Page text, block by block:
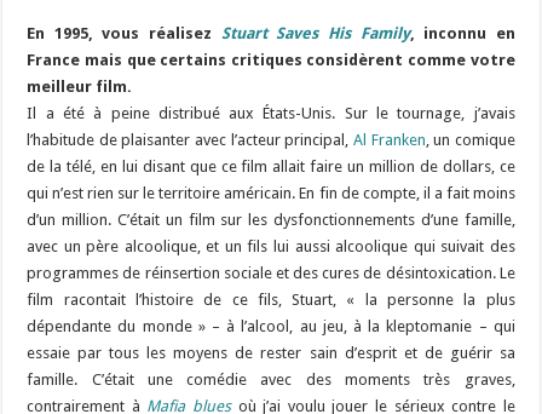
En 1995, vous réalisez Stuart Saves His Family, inconnu en
France mais que certains critiques considèrent comme votre
meilleur film.
Il a été à peine distribué aux États-Unis. Sur le tournage, j’avais
l’habitude de plaisanter avec l’acteur principal, Al Franken, un comique
de la télé, en lui disant que ce film allait faire un million de dollars, ce
qui n’est rien sur le territoire américain. En fin de compte, il a fait moins
d’un million. C’était un film sur les dysfonctionnements d’une famille,
avec un père alcoolique, et un fils lui aussi alcoolique qui suivait des
programmes de réinsertion sociale et des cures de désintoxication. Le
film racontait l’histoire de ce fils, Stuart, « la personne la plus
dépendante du monde » – à l’alcool, au jeu, à la kleptomanie – qui
essaie par tous les moyens de rester sain d’esprit et de guérir sa
famille. C’était une comédie avec des moments très graves,
contrairement à Mafia bluesoù j’ai voulu jouer le sérieux contre le